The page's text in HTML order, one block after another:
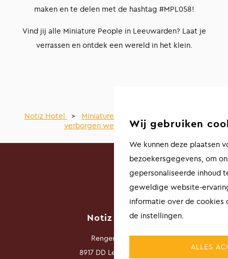
maken en te delen met de hashtag #MPL058!
Vind jij alle Miniature People in Leeuwarden? Laat je
verrassen en ontdek een wereld in het klein.
Notiz Hotel > Miniature People Leeuwarden: Een
verborgen wereld in de stad
Notiz Hotel
Rengerslaan 8
8917 DD Leeuwarden
Wij gebruiken
We kunnen deze plaatsen
bezoekersgegevens, om
gepersonaliseerde inhoud
geweldige website-
informatie over de
de instellingen.
ALLES